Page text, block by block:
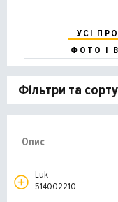
УСІ
ФОТО І
Фільтри та
Опис
Luk
514002210